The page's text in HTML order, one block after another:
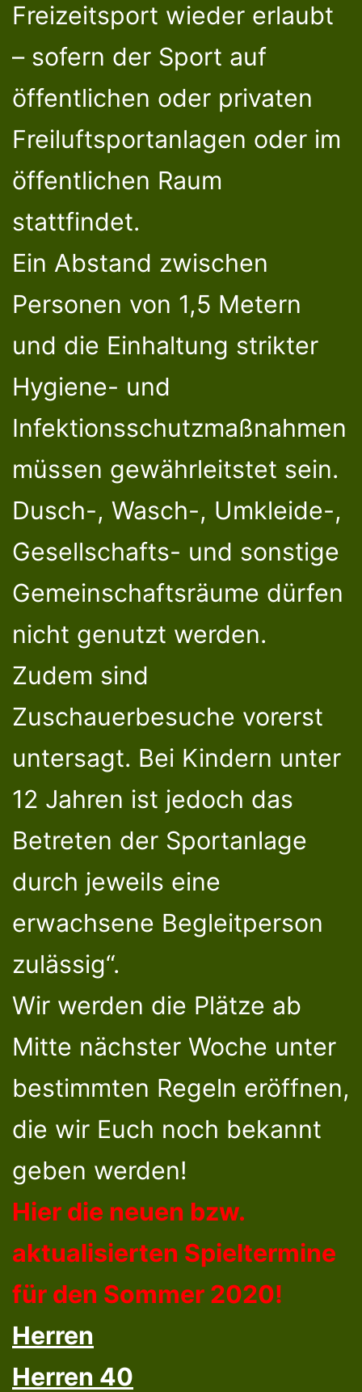
Freizeitsport wieder erlaubt
– sofern der Sport auf
öffentlichen oder privaten
Freiluftsportanlagen oder im
öffentlichen Raum
stattfindet.
Ein Abstand zwischen
Personen von 1,5 Metern
und die Einhaltung strikter
Hygiene- und
Infektionsschutzmaßnahmen
müssen gewährleitstet sein.
Dusch-, Wasch-, Umkleide-,
Gesellschafts- und sonstige
Gemeinschaftsräume dürfen
nicht genutzt werden.
Zudem sind
Zuschauerbesuche vorerst
untersagt. Bei Kindern unter
12 Jahren ist jedoch das
Betreten der Sportanlage
durch jeweils eine
erwachsene Begleitperson
zulässig“.
Wir werden die Plätze ab
Mitte nächster Woche unter
bestimmten Regeln eröffnen,
die wir Euch noch bekannt
geben werden!
Hier die neuen bzw.
aktualisierten Spieltermine
für den Sommer 2020!
Herren
Herren 40